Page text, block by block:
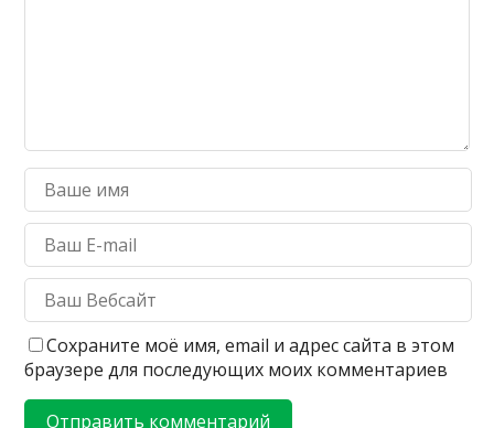
Сохраните моё имя, email и адрес сайта в этом
браузере для последующих моих комментариев